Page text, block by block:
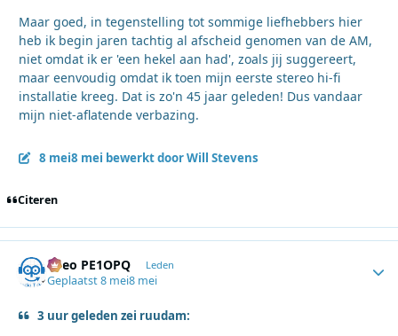
Maar goed, in tegenstelling tot sommige liefhebbers hier
heb ik begin jaren tachtig al afscheid genomen van de AM,
niet omdat ik er 'een hekel aan had', zoals jij suggereert,
maar eenvoudig omdat ik toen mijn eerste stereo hi-fi
installatie kreeg. Dat is zo'n 45 jaar geleden! Dus vandaar
mijn niet-aflatende verbazing.
8 mei8 mei bewerkt door Will Stevens
Citeren
Theo PE1OPQ Leden
Geplaatst8 mei8 mei
3 uur geleden zei ruudam: